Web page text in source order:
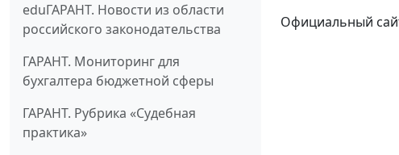
eduГАРАНТ. Новости из области
российского законодательства
ГАРАНТ. Мониторинг для
бухгалтера бюджетной сферы
ГАРАНТ. Рубрика «Судебная
практика»
Официальный